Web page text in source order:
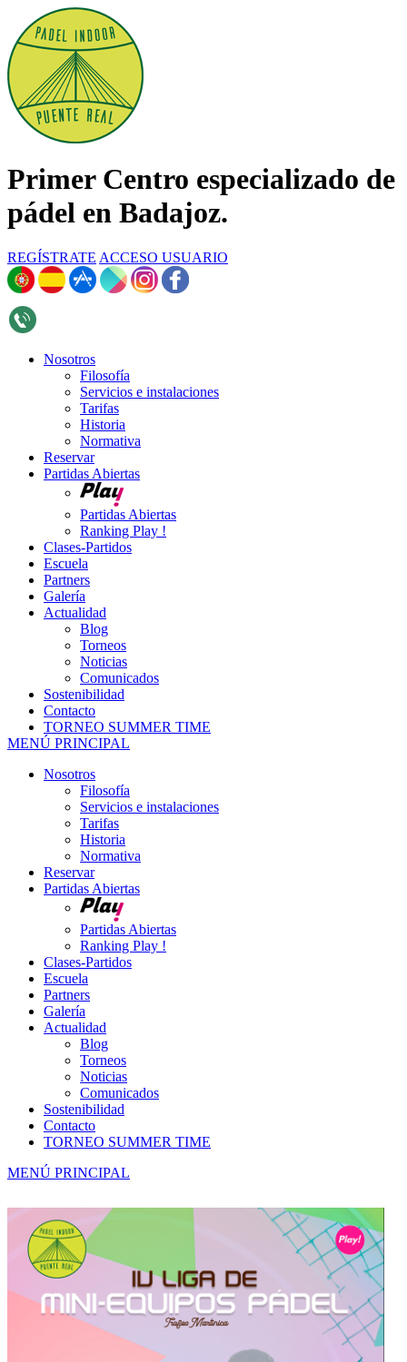
Primer Centro especializado de
pádel en Badajoz.
REGÍSTRATE ACCESO USUARIO
Nosotros
Filosofía
Servicios e instalaciones
Tarifas
Historia
Normativa
Reservar
Partidas Abiertas
Partidas Abiertas
Ranking Play !
Clases-Partidos
Escuela
Partners
Galería
Actualidad
Blog
Torneos
Noticias
Comunicados
Sostenibilidad
Contacto
TORNEO SUMMER TIME
MENÚ PRINCIPAL
Nosotros
Filosofía
Servicios e instalaciones
Tarifas
Historia
Normativa
Reservar
Partidas Abiertas
Partidas Abiertas
Ranking Play !
Clases-Partidos
Escuela
Partners
Galería
Actualidad
Blog
Torneos
Noticias
Comunicados
Sostenibilidad
Contacto
TORNEO SUMMER TIME
MENÚ PRINCIPAL